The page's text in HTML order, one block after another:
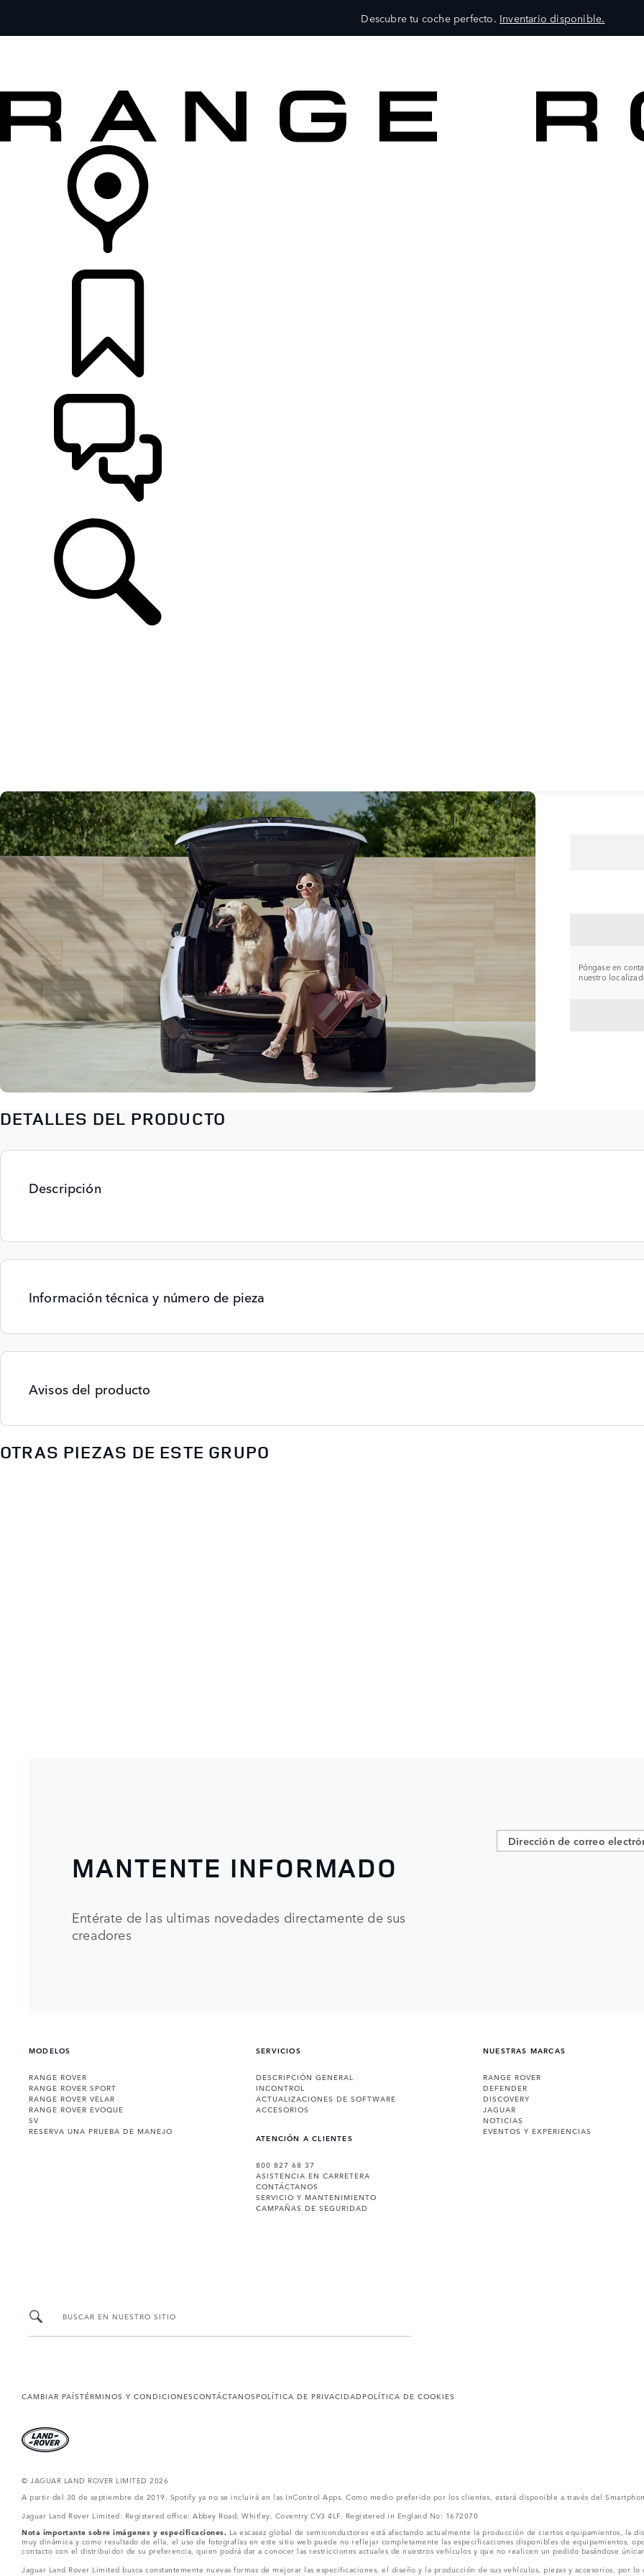
Descubre tu coche perfecto. Inventario disponible.
Póngase en
nuestro
DETALLES DEL PRODUCTO
Descripción
Información técnica y número de pieza
Avisos del producto
OTRAS PIEZAS DE ESTE GRUPO
MANTENTE INFORMADO
Entérate de las ultimas novedades directamente de sus
creadores
MODELOS
RANGE ROVER
RANGE ROVER SPORT
RANGE ROVER VELAR
RANGE ROVER EVOQUE
SV
RESERVA UNA PRUEBA DE MANEJO
SERVICIOS
DESCRIPCIÓN GENERAL
INCONTROL
ACTUALIZACIONES DE SOFTWARE
ACCESORIOS
ATENCIÓN A CLIENTES
800 827 68 37
ASISTENCIA EN CARRETERA
CONTÁCTANOS
SERVICIO Y MANTENIMIENTO
CAMPAÑAS DE SEGURIDAD
NUESTRAS MARCAS
RANGE ROVER
DEFENDER
DISCOVERY
JAGUAR
NOTICIAS
EVENTOS Y EXPERIENCIAS
BUSCAR EN NUESTRO SITIO
CAMBIAR PAÍSTÉRMINOS Y CONDICIONESCONTÁCTANOSPOLÍTICA DE PRIVACIDADPOLÍTICA DE COOKIES
© JAGUAR LAND ROVER LIMITED 2026
A partir del 30 de septiembre de 2019, Spotify ya no se incluirá en las InControl Apps. Como medio preferido por los clientes, estará disponible a través del
Jaguar Land Rover Limited: Registered office: Abbey Road, Whitley, Coventry CV3 4LF. Registered in England No: 1672070
Nota importante sobre imágenes y especificaciones. La escasez global de semiconductores está afectando actualmente la producción de ciertos equipamientos, la
muy dinámica y como resultado de ella, el uso de fotografías en este sitio web puede no reflejar completamente las especificaciones disponibles de equipamientos,
contacto con el distribuidor de su preferencia, quien podrá dar a conocer las restricciones actuales de nuestros vehículos y que no realicen un pedido basándose
Jaguar Land Rover Limited busca constantemente nuevas formas de mejorar las especificaciones, el diseño y la producción de sus vehículos, piezas y accesorios, por